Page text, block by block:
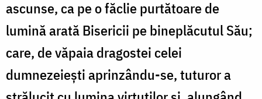
ascunse, ca pe o făclie purtătoare de
lumină arată Bisericii pe bineplăcutul Său;
care, de văpaia dragos­tei celei
dumnezeieşti aprinzându-se, tuturor a